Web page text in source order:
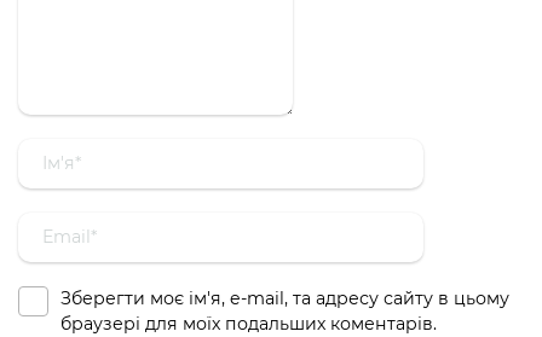
Зберегти моє ім'я, e-mail, та адресу сайту в цьому
браузері для моїх подальших коментарів.